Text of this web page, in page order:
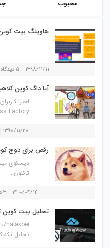
محبوب
هاوینگ بیت
۱۳۹۸/۱۱/۱۱ ۵ دیدگاه
آیا داگ کوین
اخیرا
Factory...
۱۳۹۸/۱۱/۲۸
رقص برای دوج
دیسکوی
تاکنون...
۱۴۰۰/۰۴/۱۴ ۳ دیدگاه
تحلیل بیت کوین تکنیکال
تحلیل تکنیکال 26